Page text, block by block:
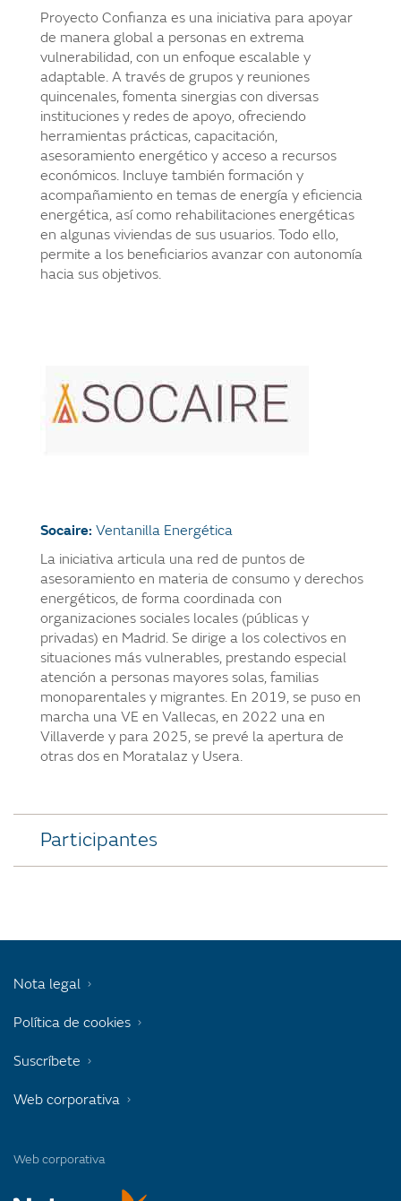
Proyecto Confianza es una iniciativa para apoyar
de manera global a personas en extrema
vulnerabilidad, con un enfoque escalable y
adaptable. A través de grupos y reuniones
quincenales, fomenta sinergias con diversas
instituciones y redes de apoyo, ofreciendo
herramientas prácticas, capacitación,
asesoramiento energético y acceso a recursos
económicos. Incluye también formación y
acompañamiento en temas de energía y eficiencia
energética, así como rehabilitaciones energéticas
en algunas viviendas de sus usuarios. Todo ello,
permite a los beneficiarios avanzar con autonomía
hacia sus objetivos.
Socaire: Ventanilla Energética
La iniciativa articula una red de puntos de
asesoramiento en materia de consumo y derechos
energéticos, de forma coordinada con
organizaciones sociales locales (públicas y
privadas) en Madrid. Se dirige a los colectivos en
situaciones más vulnerables, prestando especial
atención a personas mayores solas, familias
monoparentales y migrantes. En 2019, se puso en
marcha una VE en Vallecas, en 2022 una en
Villaverde y para 2025, se prevé la apertura de
otras dos en Moratalaz y Usera.
Participantes
Web corporativa
Nota legal
Política de cookies
Suscríbete
Web corporativa